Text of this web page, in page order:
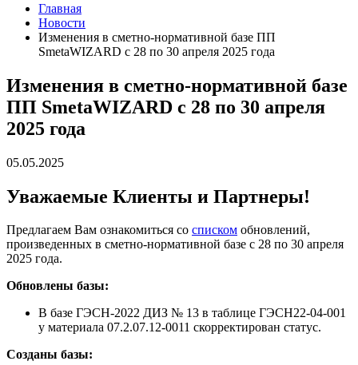
Главная
Новости
Изменения в сметно-нормативной базе ПП
SmetaWIZARD с 28 по 30 апреля 2025 года
Изменения в сметно-нормативной базе
ПП SmetaWIZARD с 28 по 30 апреля
2025 года
05.05.2025
Уважаемые Клиенты и Партнеры!
Предлагаем Вам ознакомиться со списком обновлений,
произведенных в сметно-нормативной базе с 28 по 30 апреля
2025 года.
Обновлены базы:
В базе ГЭСН-2022 ДИЗ № 13 в таблице ГЭСН22-04-001
у материала 07.2.07.12-0011 скорректирован статус.
Созданы базы: